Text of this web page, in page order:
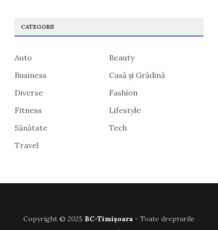
CATEGORII
Auto
Beauty
Business
Casă și Grădină
Diverse
Fashion
Fitness
Lifestyle
Sănătate
Tech
Travel
Copyright © 2025 BC-Timișoara - Toate drepturile